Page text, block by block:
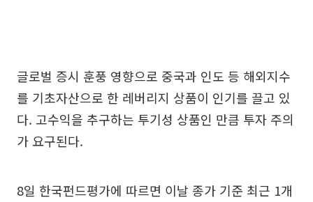
글로벌 증시 훈풍 영향으로 중국과 인도 등 해외지수
를 기초자산으로 한 레버리지 상품이 인기를 끌고 있
다. 고수익을 추구하는 투기성 상품인 만큼 투자 주의
가 요구된다.
8일 한국펀드평가에 따르면 이날 종가 기준 최근 1개